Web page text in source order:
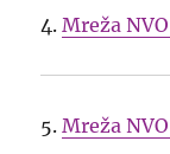
4.Mreža
5.Mreža